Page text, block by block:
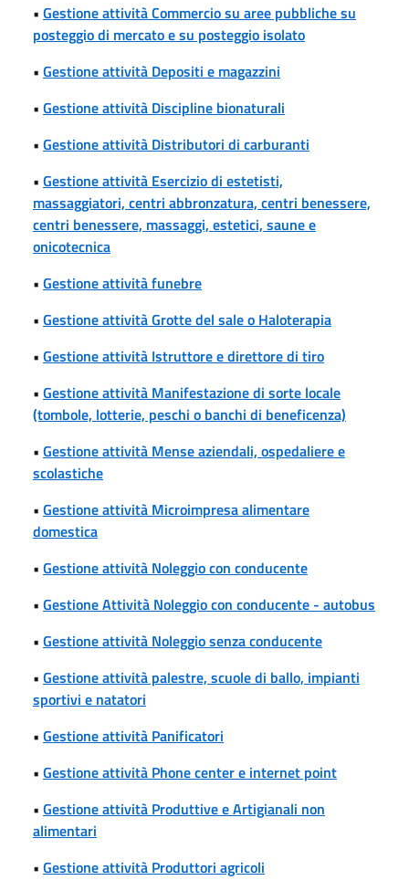
• Gestione attività Commercio su aree pubbliche su
posteggio di mercato e su posteggio isolato
• Gestione attività Depositi e magazzini
• Gestione attività Discipline bionaturali
• Gestione attività Distributori di carburanti
• Gestione attività Esercizio di estetisti,
massaggiatori, centri abbronzatura, centri benessere,
centri benessere, massaggi, estetici, saune e
onicotecnica
• Gestione attività funebre
• Gestione attività Grotte del sale o Haloterapia
• Gestione attività Istruttore e direttore di tiro
• Gestione attività Manifestazione di sorte locale
(tombole, lotterie, peschi o banchi di beneficenza)
• Gestione attività Mense aziendali, ospedaliere e
scolastiche
• Gestione attività Microimpresa alimentare
domestica
• Gestione attività Noleggio con conducente
• Gestione Attività Noleggio con conducente - autobus
• Gestione attività Noleggio senza conducente
• Gestione attività palestre, scuole di ballo, impianti
sportivi e natatori
• Gestione attività Panificatori
• Gestione attività Phone center e internet point
• Gestione attività Produttive e Artigianali non
alimentari
• Gestione attività Produttori agricoli